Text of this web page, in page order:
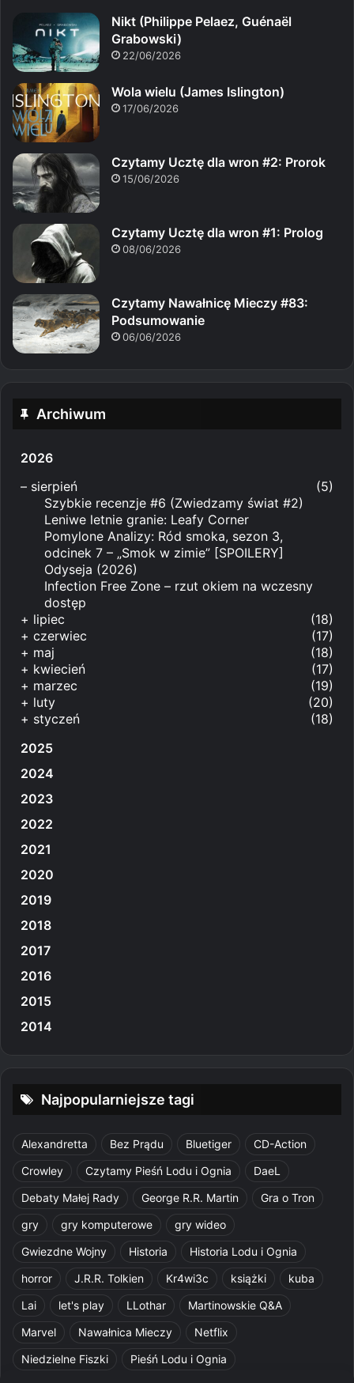
Nikt (Philippe Pelaez, Guénaël
Grabowski)
22/06/2026
Wola wielu (James Islington)
17/06/2026
Czytamy Ucztę dla wron #2: Prorok
15/06/2026
Czytamy Ucztę dla wron #1: Prolog
08/06/2026
Czytamy Nawałnicę Mieczy #83:
Podsumowanie
06/06/2026
Archiwum
2026
– sierpień
(5)
Szybkie recenzje #6 (Zwiedzamy świat #2)
Leniwe letnie granie: Leafy Corner
Pomylone Analizy: Ród smoka, sezon 3,
odcinek 7 – „Smok w zimie” [SPOILERY]
Odyseja (2026)
Infection Free Zone – rzut okiem na wczesny
dostęp
+ lipiec
(18)
+ czerwiec
(17)
+ maj
(18)
+ kwiecień
(17)
+ marzec
(19)
+ luty
(20)
+ styczeń
(18)
2025
2024
2023
2022
2021
2020
2019
2018
2017
2016
2015
2014
Najpopularniejsze tagi
Alexandretta Bez Prądu Bluetiger
CD-Action
Crowley
Czytamy Pieśń Lodu i Ognia
DaeL
Debaty Małej Rady
George R.R. Martin
Gra o Tron
gry
gry komputerowe
gry wideo
Gwiezdne Wojny
Historia
Historia Lodu i Ognia
horror
J.R.R. Tolkien Kr4wi3c książki
kuba
Lai
let's play LLothar
Martinowskie Q&A
Marvel
Nawałnica Mieczy
Netflix
Niedzielne Fiszki
Pieśń Lodu i Ognia